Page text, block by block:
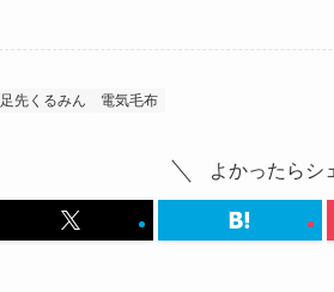
足先くるみん 電気毛布
よかったらシ